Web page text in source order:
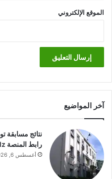
الموقع الإلكتروني
آخر المواضيع
رابط المنصة education dz
أغسطس 6, 2026